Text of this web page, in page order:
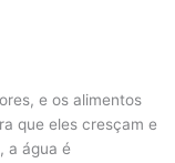
e os alimentos
que eles cresçam e
a água é